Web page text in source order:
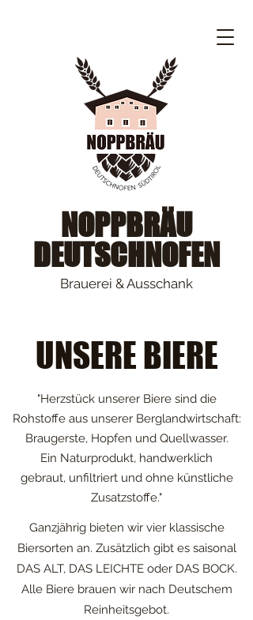
NOPPBRÄU
DEUTSCHNOFEN
Brauerei & Ausschank
UNSERE BIERE
"Herzstück unserer Biere sind die
Rohstoffe aus unserer Berglandwirtschaft:
Braugerste, Hopfen und Quellwasser.
Ein Naturprodukt, handwerklich
gebraut, unfiltriert und ohne künstliche
Zusatzstoffe."
Ganzjährig bieten wir vier klassische
Biersorten an. Zusätzlich gibt es saisonal
DAS ALT, DAS LEICHTE oder DAS BOCK.
Alle Biere brauen wir nach Deutschem
Reinheitsgebot.